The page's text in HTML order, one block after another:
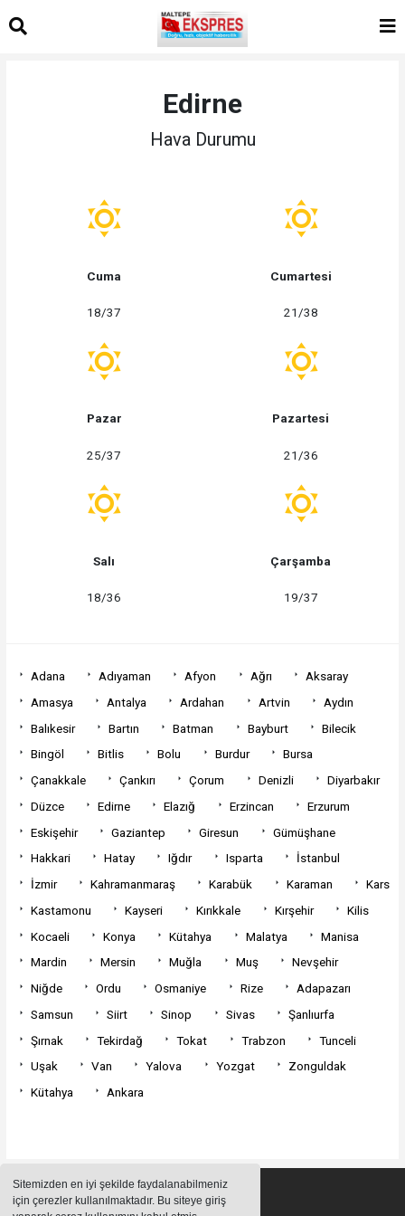
Sitemizden en iyi şekilde faydalanabilmeniz
için çerezler kullanılmaktadır. Bu siteye giriş
Edirne
Hava Durumu
Cuma
18/37
Cumartesi
21/38
Pazar
25/37
Pazartesi
21/36
Salı
18/36
Çarşamba
19/37
Adana Adıyaman Afyon Ağrı
Aksaray
Amasya
Antalya Ardahan Artvin
Aydın
Balıkesir
Bartın Batman Bayburt
Bilecik
Bingöl
Bitlis Bolu Burdur
Bursa
Çanakkale
Çankırı Çorum Denizli
Diyarbakır
Düzce
Edirne Elazığ Erzincan
Erzurum
Eskişehir
Gaziantep Giresun
Gümüşhane
Hakkari
Hatay Iğdır Isparta
İstanbul
İzmir
Kahramanmaraş Karabük Karaman
Kars
Kastamonu
Kayseri Kırıkkale Kırşehir
Kilis
Kocaeli
Konya Kütahya Malatya
Manisa
Mardin
Mersin Muğla Muş
Nevşehir
Niğde
Ordu Osmaniye Rize
Adapazarı
Samsun
Siirt Sinop Sivas
Şanlıurfa
Şırnak
Tekirdağ Tokat Trabzon
Tunceli
Uşak
Van Yalova Yozgat
Zonguldak
Kütahya
Ankara